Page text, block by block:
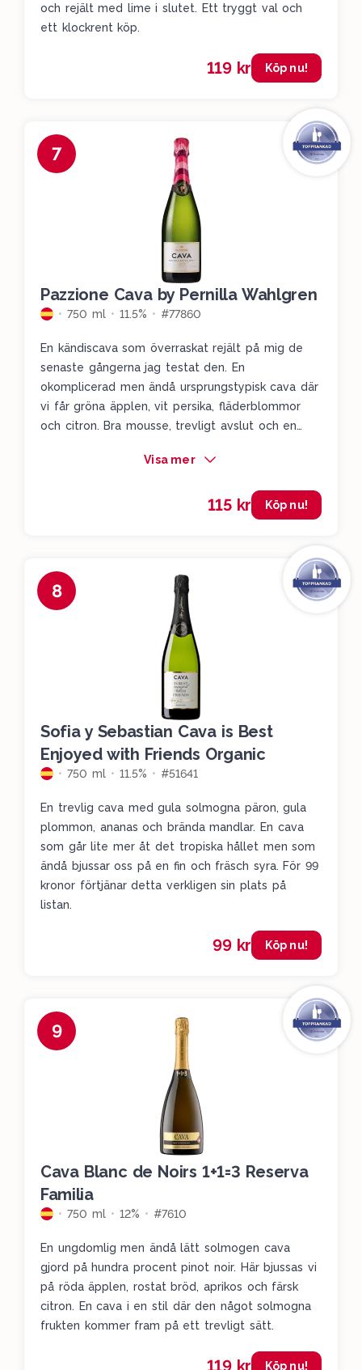
och rejält med lime i slutet. Ett tryggt val och
ett klockrent köp.
119 kr Köp nu!
7
Pazzione Cava by Pernilla Wahlgren
750 ml 11.5% #77860
En kändiscava som överraskat rejält på mig de
senaste gångerna jag testat den. En
okomplicerad men ändå ursprungstypisk cava där
vi får gröna äpplen, vit persika, fläderblommor
och citron. Bra mousse, trevligt avslut och en
Visa mer
115 kr Köp nu!
8
Sofia y Sebastian Cava is Best
Enjoyed with Friends Organic
750 ml 11.5% #51641
En trevlig cava med gula solmogna päron, gula
plommon, ananas och brända mandlar. En cava
som går lite mer åt det tropiska hållet men som
ändå bjussar oss på en fin och fräsch syra. För 99
kronor förtjänar detta verkligen sin plats på
listan.
99 kr Köp nu!
9
Cava Blanc de Noirs 1+1=3 Reserva
Familia
750 ml 12% #7610
En ungdomlig men ändå lätt solmogen cava
gjord på hundra procent pinot noir. Här bjussas vi
på röda äpplen, rostat bröd, aprikos och färsk
citron. En cava i en stil där den något solmogna
frukten kommer fram på ett trevligt sätt.
Köp nu!